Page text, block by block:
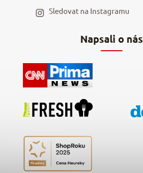
Napsali o nás
Sledovat na Instagramu
Hodnocení obchodu